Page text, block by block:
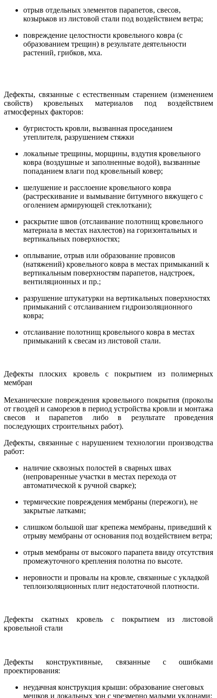
отрыв отдельных элементов парапетов, свесов,
козырьков из листовой стали под воздействием ветра;
повреждение целостности кровельного ковра (с
образованием трещин) в результате деятельности
растений, грибков, мха.
Дефекты, связанные с естественным старением (изменением
свойств) кровельных материалов под воздействием
атмосферных факторов:
бугристость кровли, вызванная проседанием
утеплителя, разрушением стяжки
локальные трещины, морщины, вздутия кровельного
ковра (воздушные и заполненные водой), вызванные
попаданием влаги под кровельный ковер;
шелушение и расслоение кровельного ковра
(растрескивание и вымывание битумного вяжущего с
оголением армирующей стеклоткани);
раскрытие швов (отслаивание полотнищ кровельного
материала в местах нахлестов) на горизонтальных и
вертикальных поверхностях;
оплывание, отрыв или образование провисов
(натяжений) кровельного ковра в местах примыканий к
вертикальным поверхностям парапетов, надстроек,
вентиляционных и пр.;
разрушение штукатурки на вертикальных поверхностях
примыканий с отслаиванием гидроизоляционного
ковра;
отслаивание полотнищ кровельного ковра в местах
примыканий к свесам из листовой стали.
Дефекты плоских кровель с покрытием из полимерных
мембран
Механические повреждения кровельного покрытия (проколы
от гвоздей и саморезов в период устройства кровли и монтажа
свесов и парапетов либо в результате проведения
последующих строительных работ).
Дефекты, связанные с нарушением технологии производства
работ:
наличие сквозных полостей в сварных швах
(непроваренные участки в местах перехода от
автоматической к ручной сварке);
термические повреждения мембраны (пережоги), не
закрытые латками;
слишком большой шаг крепежа мембраны, приведший к
отрыву мембраны от основания под воздействием ветра;
отрыв мембраны от высокого парапета ввиду отсутствия
промежуточного крепления полотна по высоте.
неровности и провалы на кровле, связанные с укладкой
теплоизоляционных плит недостаточной плотности.
Дефекты скатных кровель с покрытием из листовой
кровельной стали
Дефекты конструктивные, связанные с ошибками
проектирования:
неудачная конструкция крыши: образование снеговых
мешков и локальных зон с чрезмерно малыми уклонами;